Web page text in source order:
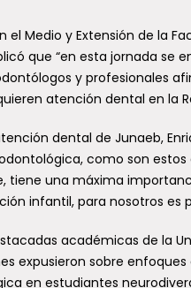
Medio y Extensión de la
que “en esta jornada se
y profesionales
atención dental en la
dental de Junaeb,
como son
tiene una máxima
infantil, para nosotros es
académicas de la
expusieron sobre
en estudiantes